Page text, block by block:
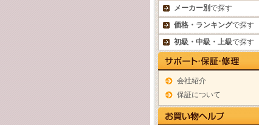
メーカー別で探す
価格・ランキングで探す
初級・中級・上級で探す
会社紹介
保証について